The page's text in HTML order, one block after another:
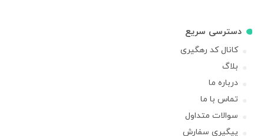
دسترسی سریع
کانال کد رهگیری
بلاگ
درباره ما
تماس با ما
سوالات متداول
پیگیری سفارش